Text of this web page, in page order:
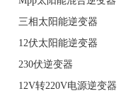
三相太阳能逆变器
12伏太阳能逆变器
230伏逆变器
12V转220V电源逆变器